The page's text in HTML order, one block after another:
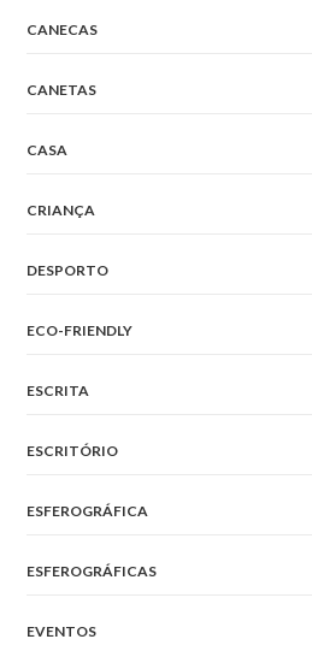
CANECAS
CANETAS
CASA
CRIANÇA
DESPORTO
ECO-FRIENDLY
ESCRITA
ESCRITÓRIO
ESFEROGRÁFICA
ESFEROGRÁFICAS
EVENTOS